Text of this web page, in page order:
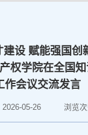
建设 赋能强国
权学院在全国
作会议交流发言
05-26 浏览次